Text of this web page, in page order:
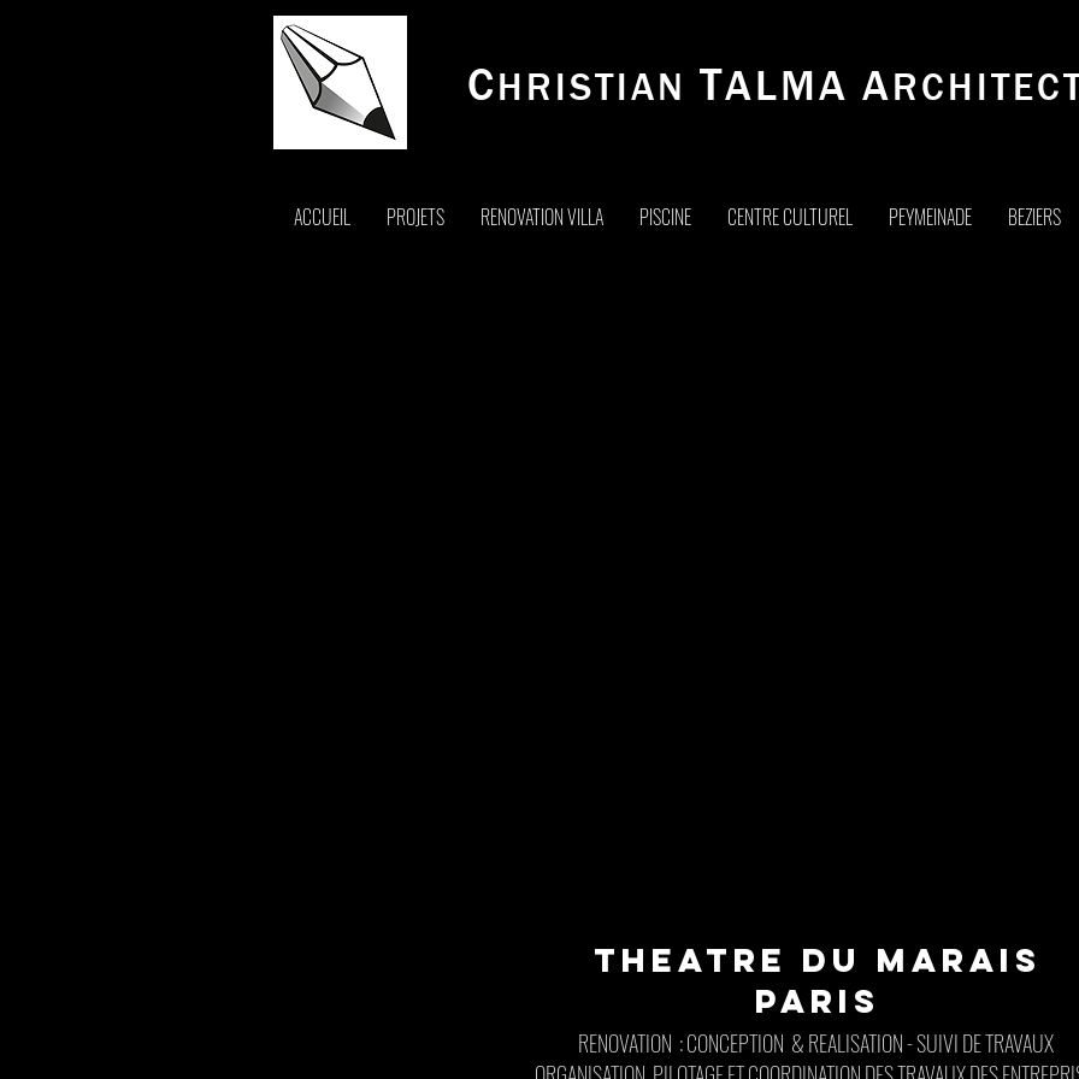
CHRISTIAN TALMA A
ACCUEIL PROJETS RENOVATION VILLA PISCINE CENTRE CULTUREL PEYMEINADE BEZIERS
THEATRE DU MARAIS
PARIS
RENOVATION : CONCEPTION & REALISATION - SUIVI DE TRAVAUX